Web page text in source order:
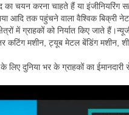
चयन करना चाहते हैं या इंजीनियरिंग
आदि तक पहुंचने वाला वैश्विक बिक्री
में ग्राहकों को निर्यात किए जाते
मशीन, ट्यूब मेटल बेंडिंग मशीन,
लिए दुनिया भर के ग्राहकों का